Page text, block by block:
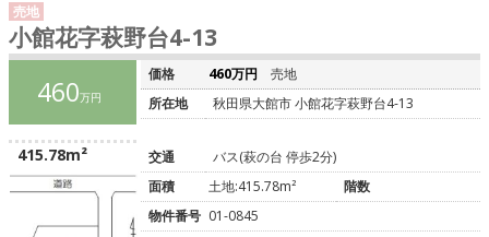
売地
小館花字萩野台4-13
460万円
415.78m²
価格 460万円
売地
所在地
秋田県大館市 小館花字萩野台4-13
交通
バス(萩の台 停歩2分)
面積
土地:415.78m²
階数
物件番号 01-0845